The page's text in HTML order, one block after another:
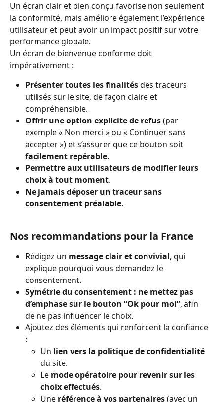
Un écran clair et bien conçu favorise non seulement
la conformité, mais améliore également l’expérience
utilisateur et peut avoir un impact positif sur votre
performance globale.
Un écran de bienvenue conforme doit
impérativement :
Présenter toutes les finalités des traceurs
utilisés sur le site, de façon claire et
compréhensible.
Offrir une option explicite de refus (par
exemple « Non merci » ou « Continuer sans
accepter ») et s’assurer que ce bouton soit
facilement repérable.
Permettre aux utilisateurs de modifier leurs
choix à tout moment.
Ne jamais déposer un traceur sans
consentement préalable.
Nos recommandations pour la France
Rédigez un message clair et convivial, qui
explique pourquoi vous demandez le
consentement.
Symétrie du consentement : ne mettez pas
d’emphase sur le bouton “Ok pour moi”, afin
de ne pas influencer le choix.
Ajoutez des éléments qui renforcent la confiance
:
Un lien vers la politique de confidentialité
du site.
Le mode opératoire pour revenir sur les
choix effectués.
Une référence à vos partenaires (avec un